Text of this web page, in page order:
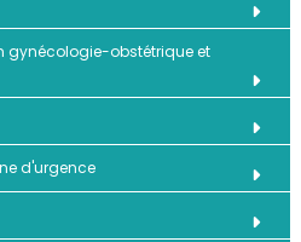
gynécologie-obstétrique et
d'urgence